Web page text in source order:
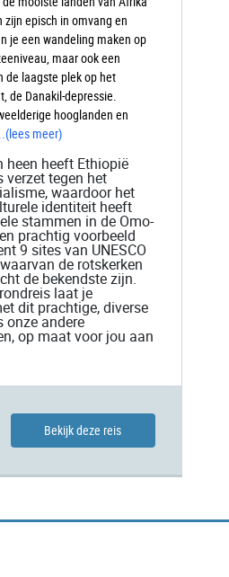
zijn episch in omvang en
je een wandeling maken op
maar ook een
de laagste plek op het
de Danakil-depressie.
hooglanden en
(lees meer)
heen heeft Ethiopië
verzet tegen het
waardoor het
identiteit heeft
stammen in de Omo-
prachtig voorbeeld
9 sites van UNESCO
de rotskerken
de bekendste zijn.
laat je
dit prachtige, diverse
onze andere
op maat voor jou aan
Bekijk deze reis